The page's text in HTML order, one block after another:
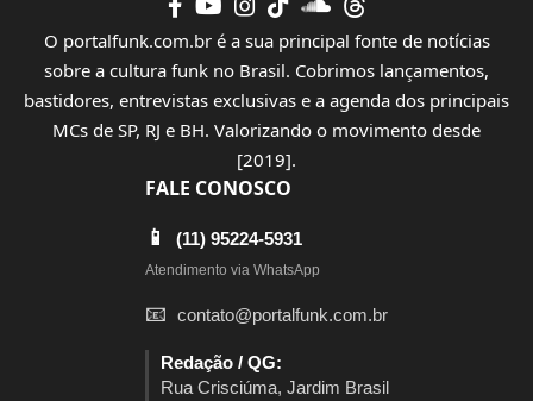
O portalfunk.com.br é a sua principal fonte de notícias
sobre a cultura funk no Brasil. Cobrimos lançamentos,
bastidores, entrevistas exclusivas e a agenda dos principais
MCs de SP, RJ e BH. Valorizando o movimento desde
[2019].
FALE CONOSCO
📱 (11) 95224-5931
Atendimento via WhatsApp
📧 contato@portalfunk.com.br
Redação / QG:
Rua Crisciúma, Jardim Brasil